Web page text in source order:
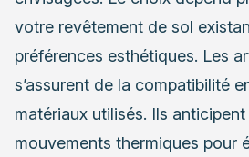
votre revêtement de sol
préférences esthétiques. Les
s’assurent de la compatibilité
matériaux utilisés. Ils
mouvements thermiques pour